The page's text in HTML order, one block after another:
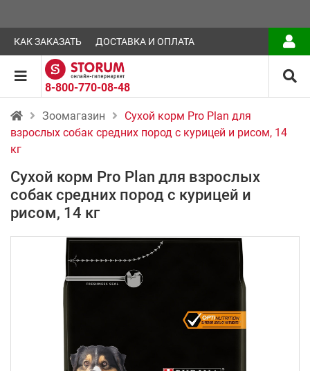
КАК ЗАКАЗАТЬ ДОСТАВКА И ОПЛАТА
8-800-770-08-48
Зоомагазин
Сухой корм Pro Plan для
взрослых собак средних пород с курицей и рисом, 14
кг
Сухой корм Pro Plan для взрослых
собак средних пород с курицей и
рисом, 14 кг